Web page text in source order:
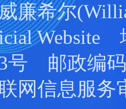
廉希尔
Website
号 邮政编码
网信息服务